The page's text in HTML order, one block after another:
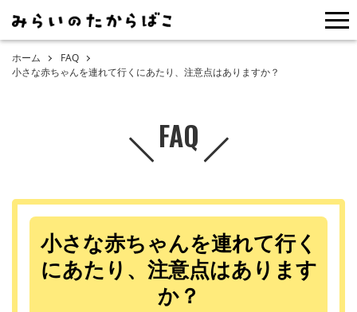
ホーム
FAQ
小さな赤ちゃんを連れて行くにあたり、注意点はありますか？
FAQ
小さな赤ちゃんを連れて行く
にあたり、注意点はあります
か？